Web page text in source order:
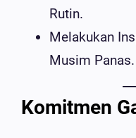
Rutin.
Melakukan
Musim Panas.
Komitmen